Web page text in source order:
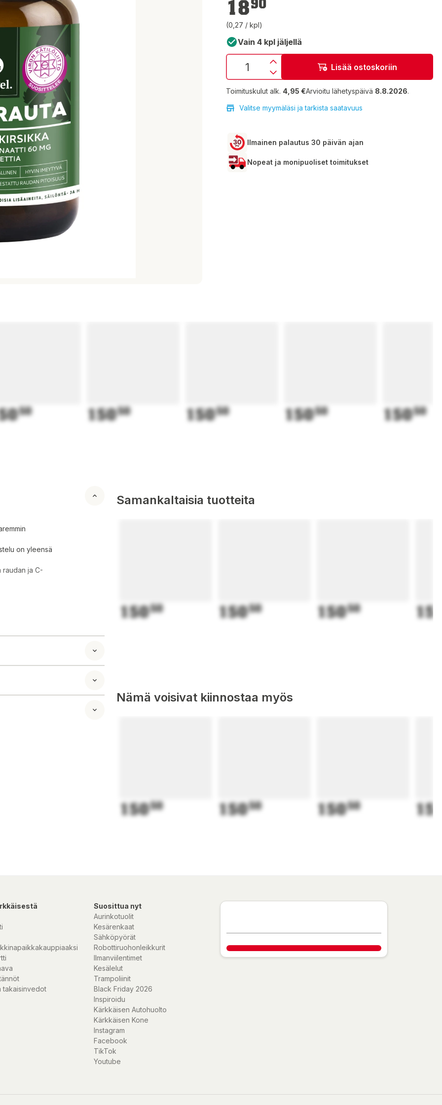
1890
(0,27 / kpl)
Vain 4 kpl jäljellä
Lisää ostoskoriin
Toimituskulut alk. 4,95 €Arvioitu lähetyspäivä 8.8.2026.
Valitse myymäläsi ja tarkista saatavuus
Ilmainen palautus 30 päivän ajan
Nopeat ja monipuoliset toimitukset
50 15050 15050 15050 15050
on yleensä
raudan ja C-
*Viljelty ilman
i
vitamin
Samankaltaisia tuotteita
15050 15050 15050
Nämä voisivat kiinnostaa myös
15050 15050 15050
takaisinvedot
Suosittua nyt
Aurinkotuolit
Kesärenkaat
Sähköpyörät
Robottiruohonleikkurit
Ilmanviilentimet
Kesälelut
Trampoliinit
Black Friday 2026
Inspiroidu
Kärkkäisen Autohuolto
Kärkkäisen Kone
Instagram
Facebook
TikTok
Youtube